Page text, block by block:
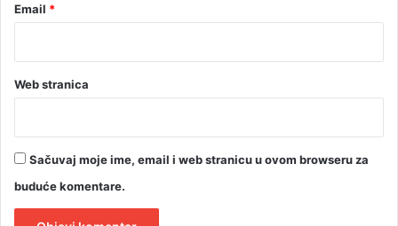
Email *
Web stranica
Sačuvaj moje ime, email i web stranicu u ovom browseru za
buduće komentare.